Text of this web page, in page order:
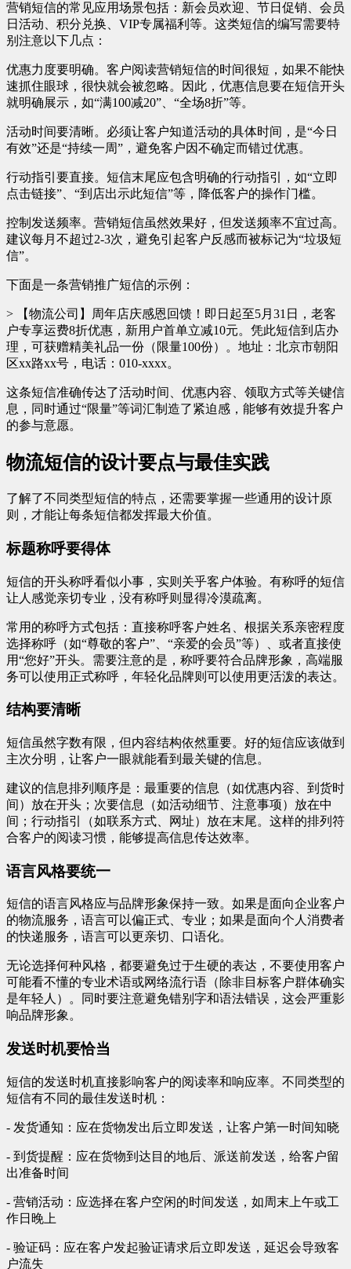
营销短信的常见应用场景包括：新会员欢迎、节日促销、会员
日活动、积分兑换、VIP专属福利等。这类短信的编写需要特
别注意以下几点：
优惠力度要明确。客户阅读营销短信的时间很短，如果不能快
速抓住眼球，很快就会被忽略。因此，优惠信息要在短信开头
就明确展示，如“满100减20”、“全场8折”等。
活动时间要清晰。必须让客户知道活动的具体时间，是“今日
有效”还是“持续一周”，避免客户因不确定而错过优惠。
行动指引要直接。短信末尾应包含明确的行动指引，如“立即
点击链接”、“到店出示此短信”等，降低客户的操作门槛。
控制发送频率。营销短信虽然效果好，但发送频率不宜过高。
建议每月不超过2-3次，避免引起客户反感而被标记为“垃圾短
信”。
下面是一条营销推广短信的示例：
> 【物流公司】周年店庆感恩回馈！即日起至5月31日，老客
户专享运费8折优惠，新用户首单立减10元。凭此短信到店办
理，可获赠精美礼品一份（限量100份）。地址：北京市朝阳
区xx路xx号，电话：010-xxxx。
这条短信准确传达了活动时间、优惠内容、领取方式等关键信
息，同时通过“限量”等词汇制造了紧迫感，能够有效提升客户
的参与意愿。
物流短信的设计要点与最佳实践
了解了不同类型短信的特点，还需要掌握一些通用的设计原
则，才能让每条短信都发挥最大价值。
标题称呼要得体
短信的开头称呼看似小事，实则关乎客户体验。有称呼的短信
让人感觉亲切专业，没有称呼则显得冷漠疏离。
常用的称呼方式包括：直接称呼客户姓名、根据关系亲密程度
选择称呼（如“尊敬的客户”、“亲爱的会员”等）、或者直接使
用“您好”开头。需要注意的是，称呼要符合品牌形象，高端服
务可以使用正式称呼，年轻化品牌则可以使用更活泼的表达。
结构要清晰
短信虽然字数有限，但内容结构依然重要。好的短信应该做到
主次分明，让客户一眼就能看到最关键的信息。
建议的信息排列顺序是：最重要的信息（如优惠内容、到货时
间）放在开头；次要信息（如活动细节、注意事项）放在中
间；行动指引（如联系方式、网址）放在末尾。这样的排列符
合客户的阅读习惯，能够提高信息传达效率。
语言风格要统一
短信的语言风格应与品牌形象保持一致。如果是面向企业客户
的物流服务，语言可以偏正式、专业；如果是面向个人消费者
的快递服务，语言可以更亲切、口语化。
无论选择何种风格，都要避免过于生硬的表达，不要使用客户
可能看不懂的专业术语或网络流行语（除非目标客户群体确实
是年轻人）。同时要注意避免错别字和语法错误，这会严重影
响品牌形象。
发送时机要恰当
短信的发送时机直接影响客户的阅读率和响应率。不同类型的
短信有不同的最佳发送时机：
- 发货通知：应在货物发出后立即发送，让客户第一时间知晓
- 到货提醒：应在货物到达目的地后、派送前发送，给客户留
出准备时间
- 营销活动：应选择在客户空闲的时间发送，如周末上午或工
作日晚上
- 验证码：应在客户发起验证请求后立即发送，延迟会导致客
户流失